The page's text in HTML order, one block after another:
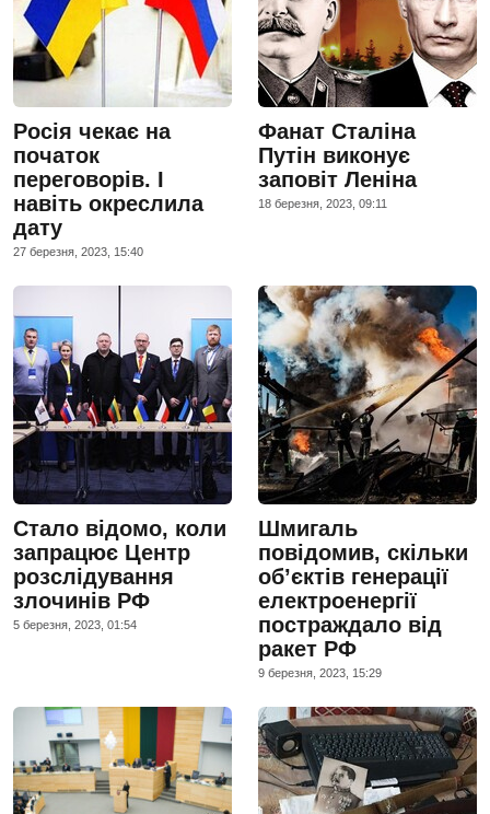
Росія чекає на
початок
переговорів. І
навіть окреслила
дату
27 березня, 2023, 15:40
Фанат Сталіна
Путін виконує
заповіт Леніна
18 березня, 2023, 09:11
Стало відомо, коли
запрацює Центр
розслідування
злочинів РФ
5 березня, 2023, 01:54
Шмигаль
повідомив, скільки
об’єктів генерації
електроенергії
постраждало від
ракет РФ
9 березня, 2023, 15:29